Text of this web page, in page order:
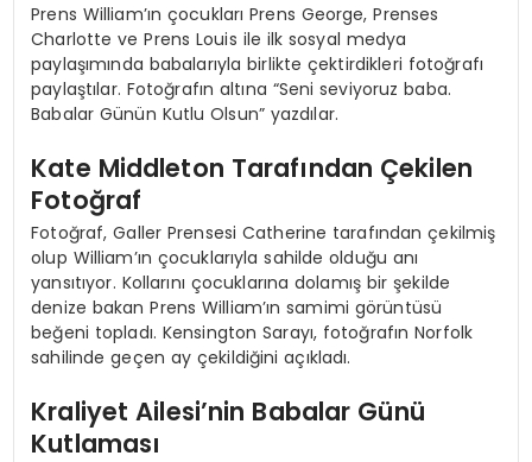
Prens William’ın çocukları Prens George, Prenses
Charlotte ve Prens Louis ile ilk sosyal medya
paylaşımında babalarıyla birlikte çektirdikleri fotoğrafı
paylaştılar. Fotoğrafın altına “Seni seviyoruz baba.
Babalar Günün Kutlu Olsun” yazdılar.
Kate Middleton Tarafından Çekilen
Fotoğraf
Fotoğraf, Galler Prensesi Catherine tarafından çekilmiş
olup William’ın çocuklarıyla sahilde olduğu anı
yansıtıyor. Kollarını çocuklarına dolamış bir şekilde
denize bakan Prens William’ın samimi görüntüsü
beğeni topladı. Kensington Sarayı, fotoğrafın Norfolk
sahilinde geçen ay çekildiğini açıkladı.
Kraliyet Ailesi’nin Babalar Günü
Kutlaması